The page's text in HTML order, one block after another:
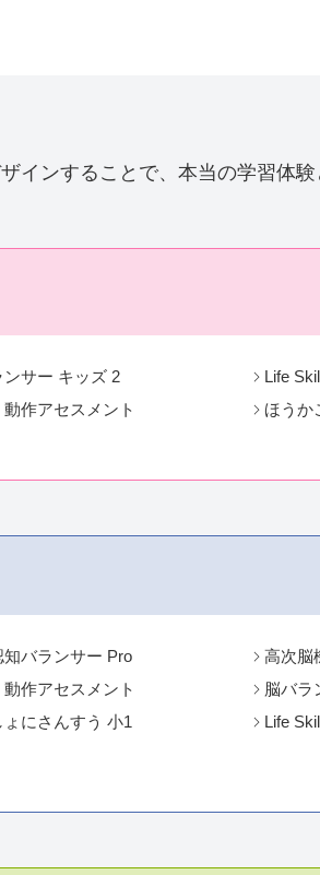
インすることで、本当の学習体
ンサー キッズ 2
Life
作アセスメント ほうか
知バランサー Pro
高次脳
作アセスメント
脳バラ
ょにさんすう 小1
Life